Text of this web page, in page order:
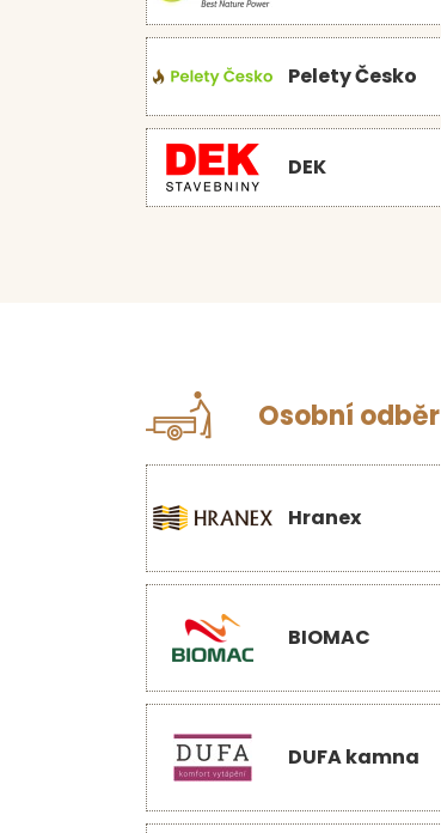
Pelety Česko
DEK
Osobní odběr
Hranex
BIOMAC
DUFA kamna